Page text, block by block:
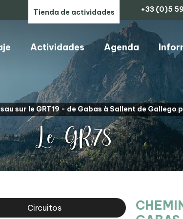
Tienda de actividades +33 (0)5
Actividades Agenda
sur le GRT19 - de Gabas à Sallent de Gallego
Le GR78
Circuitos